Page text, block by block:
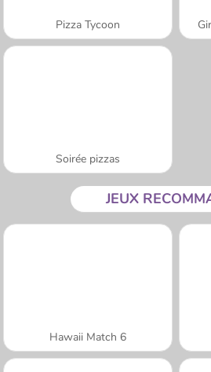
Pizza Tycoon
Soirée pizzas
JEUX
Hawaii Match 6